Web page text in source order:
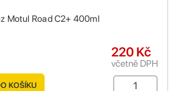
Motul Road C2+ 400ml
220 Kč
včetně DPH
KOŠÍKU